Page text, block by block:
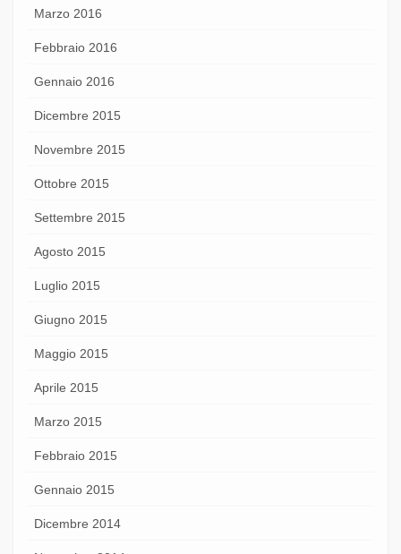
Marzo 2016
Febbraio 2016
Gennaio 2016
Dicembre 2015
Novembre 2015
Ottobre 2015
Settembre 2015
Agosto 2015
Luglio 2015
Giugno 2015
Maggio 2015
Aprile 2015
Marzo 2015
Febbraio 2015
Gennaio 2015
Dicembre 2014